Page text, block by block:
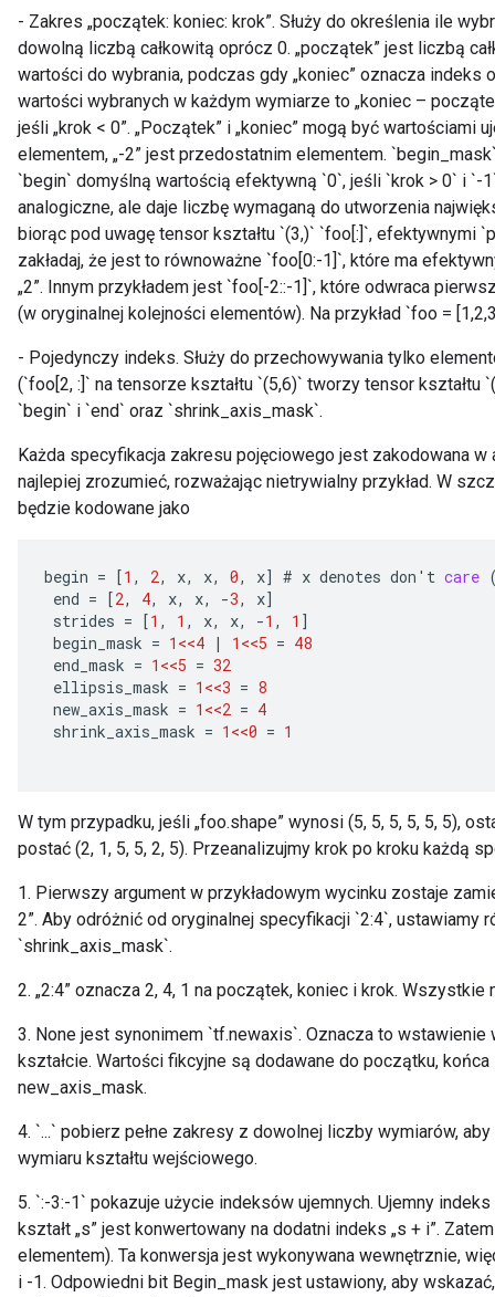
- Zakres „początek: koniec: krok”. Służy do określenia ile
dowolną liczbą całkowitą oprócz 0. „początek” jest liczbą
wartości do wybrania, podczas gdy „koniec” oznacza indeks
wartości wybranych w każdym wymiarze to „koniec –
jeśli „krok < 0”. „Początek” i „koniec” mogą być wartościami
elementem, „-2” jest przedostatnim elementem.
`begin` domyślną wartością efektywną `0`, jeśli `krok > 0` i `-
analogiczne, ale daje liczbę wymaganą do utworzenia
biorąc pod uwagę tensor kształtu `(3,)` `foo[:]`, efektywnymi
zakładaj, że jest to równoważne `foo[0:-1]`, które ma
„2”. Innym przykładem jest `foo[-2::-1]`, które odwraca
(w oryginalnej kolejności elementów). Na przykład `foo =
- Pojedynczy indeks. Służy do przechowywania tylko
(`foo[2, :]` na tensorze kształtu `(5,6)` tworzy tensor kształtu
`begin` i `end` oraz `shrink_axis_mask`.
Każda specyfikacja zakresu pojęciowego jest zakodowana w
najlepiej zrozumieć, rozważając nietrywialny przykład. W
będzie kodowane jako
begin = [1 , 2, x, x, 0, x] # x denotes don ' t care
end = [2, 4, x, x, -3, x]
strides = [1 , 1 , x, x, -1 , 1 ]
begin_mask = 1<<4 | 1<<5 = 48
end_mask = 1<<5 = 32
ellipsis_mask = 1<<3 = 8
new_axis_mask = 1<<2 = 4
shrink_axis_mask = 1<<0 = 1
W tym przypadku, jeśli „foo.shape” wynosi (5, 5, 5, 5, 5, 5),
postać (2, 1, 5, 5, 2, 5). Przeanalizujmy krok po kroku każdą
1. Pierwszy argument w przykładowym wycinku zostaje
2”. Aby odróżnić od oryginalnej specyfikacji `2:4`, ustawiamy
`shrink_axis_mask`.
2. „2:4” oznacza 2, 4, 1 na początek, koniec i krok.
3. None jest synonimem `tf.newaxis`. Oznacza to
kształcie. Wartości fikcyjne są dodawane do początku,
new_axis_mask.
4. `...` pobierz pełne zakresy z dowolnej liczby wymiarów,
wymiaru kształtu wejściowego.
5. `:-3:-1` pokazuje użycie indeksów ujemnych. Ujemny
kształt „s” jest konwertowany na dodatni indeks „s + i”.
elementem). Ta konwersja jest wykonywana wewnętrznie,
i -1. Odpowiedni bit Begin_mask jest ustawiony, aby